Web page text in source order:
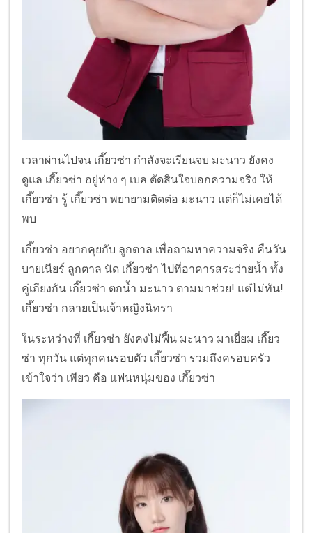
เวลาผ่านไปจน เกี๊ยวซ่า กำลังจะเรียนจบ มะนาว ยังคง
ดูแล เกี๊ยวซ่า อยู่ห่าง ๆ เบล ตัดสินใจบอกความจริง ให้
เกี๊ยวซ่า รู้ เกี๊ยวซ่า พยายามติดต่อ มะนาว แต่ก็ไม่เคยได้
พบ
เกี๊ยวซ่า อยากคุยกับ ลูกตาล เพื่อถามหาความจริง คืนวัน
บายเนียร์ ลูกตาล นัด เกี๊ยวซ่า ไปที่อาคารสระว่ายน้ำ ทั้ง
คู่เถียงกัน เกี๊ยวซ่า ตกน้ำ มะนาว ตามมาช่วย! แต่ไม่ทัน!
เกี๊ยวซ่า กลายเป็นเจ้าหญิงนิทรา
ในระหว่างที่ เกี๊ยวซ่า ยังคงไม่ฟื้น มะนาว มาเยี่ยม เกี๊ยว
ซ่า ทุกวัน แต่ทุกคนรอบตัว เกี๊ยวซ่า รวมถึงครอบครัว
เข้าใจว่า เพียว คือ แฟนหนุ่มของ เกี๊ยวซ่า